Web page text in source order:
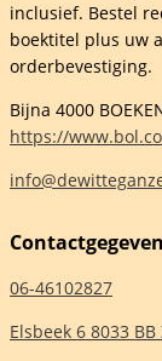
inclusief. Bestel
boektitel plus uw
orderbevestiging.
Bijna 4000
https://
06-46102827
Elsbeek 6 8033 BB